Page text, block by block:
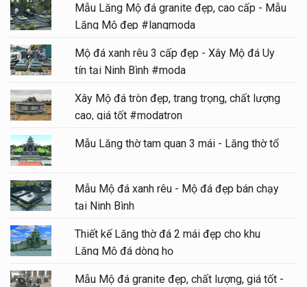
Mẫu Lăng Mộ đá granite đẹp, cao cấp - Mẫu
Lăng Mộ đẹp #langmoda
Mộ đá xanh rêu 3 cấp đẹp - Xây Mộ đá Uy
tín tại Ninh Bình #moda
Xây Mộ đá tròn đẹp, trang trọng, chất lượng
cao, giá tốt #modatron
Mẫu Lăng thờ tam quan 3 mái - Lăng thờ tổ
Mẫu Mộ đá xanh rêu - Mộ đá đẹp bán chạy
tại Ninh Bình
Thiết kế Lăng thờ đá 2 mái đẹp cho khu
Lăng Mộ đá dòng họ
Mẫu Mộ đá granite đẹp, chất lượng, giá tốt -